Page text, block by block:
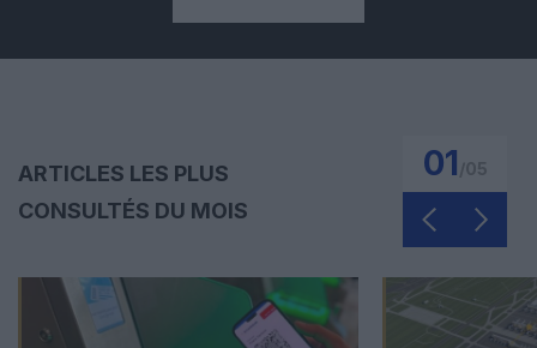
ARTICLES LES PLUS
CONSULTÉS DU MOIS
01